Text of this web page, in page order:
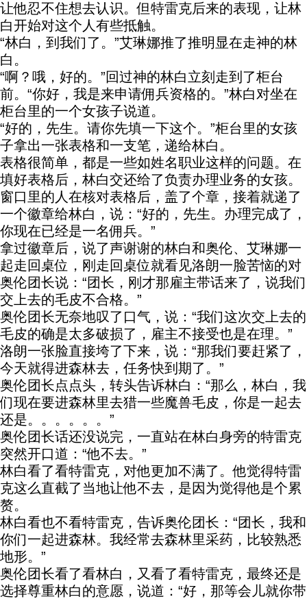
让他忍不住想去认识。但特雷克后来的表现，让林
白开始对这个人有些抵触。
“林白，到我们了。”艾琳娜推了推明显在走神的林
白。
“啊？哦，好的。”回过神的林白立刻走到了柜台
前。“你好，我是来申请佣兵资格的。”林白对坐在
柜台里的一个女孩子说道。
“好的，先生。请你先填一下这个。”柜台里的女孩
子拿出一张表格和一支笔，递给林白。
表格很简单，都是一些如姓名职业这样的问题。在
填好表格后，林白交还给了负责办理业务的女孩。
窗口里的人在核对表格后，盖了个章，接着就递了
一个徽章给林白，说：“好的，先生。办理完成了，
你现在已经是一名佣兵。”
拿过徽章后，说了声谢谢的林白和奥伦、艾琳娜一
起走回桌位，刚走回桌位就看见洛朗一脸苦恼的对
奥伦团长说：“团长，刚才那雇主带话来了，说我们
交上去的毛皮不合格。”
奥伦团长无奈地叹了口气，说：“我们这次交上去的
毛皮的确是太多破损了，雇主不接受也是在理。”
洛朗一张脸直接垮了下来，说：“那我们要赶紧了，
今天就得进森林去，任务快到期了。”
奥伦团长点点头，转头告诉林白：“那么，林白，我
们现在要进森林里去猎一些魔兽毛皮，你是一起去
还是。。。。。。”
奥伦团长话还没说完，一直站在林白身旁的特雷克
突然开口道：“他不去。”
林白看了看特雷克，对他更加不满了。他觉得特雷
克这么直截了当地让他不去，是因为觉得他是个累
赘。
林白看也不看特雷克，告诉奥伦团长：“团长，我和
你们一起进森林。我经常去森林里采药，比较熟悉
地形。”
奥伦团长看了看林白，又看了看特雷克，最终还是
选择尊重林白的意愿，说道：“好，那等会儿就你带